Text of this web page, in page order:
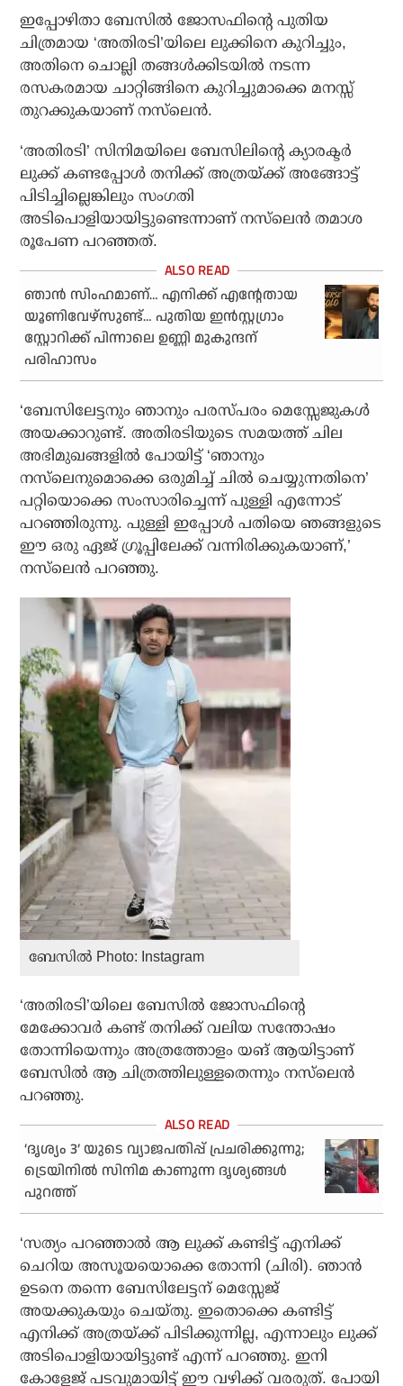
ഇപ്പോഴിതാ ബേസില്‍ ജോസഫിന്റെ പുതിയ
ചിത്രമായ ‘അതിരടി’യിലെ ലുക്കിനെ കുറിച്ചും,
അതിനെ ചൊല്ലി തങ്ങള്‍ക്കിടയില്‍ നടന്ന
രസകരമായ ചാറ്റിങ്ങിനെ കുറിച്ചുമാക്കെ മനസ്സ്
തുറക്കുകയാണ് നസ്‌ലെന്‍.
‘അതിരടി’ സിനിമയിലെ ബേസിലിന്റെ ക്യാരക്ടര്‍
ലുക്ക് കണ്ടപ്പോള്‍ തനിക്ക് അത്രയ്ക്ക് അങ്ങോട്ട്
പിടിച്ചില്ലെങ്കിലും സംഗതി
അടിപൊളിയായിട്ടുണ്ടെന്നാണ് നസ്‌ലെന്‍ തമാശ
രൂപേണ പറഞ്ഞത്.
ഞാന്‍ സിംഹമാണ്… എനിക്ക് എന്റേതായ
യൂണിവേഴ്‌സുണ്ട്… പുതിയ ഇന്‍സ്റ്റഗ്രാം
സ്റ്റോറിക്ക് പിന്നാലെ ഉണ്ണി മുകുന്ദന്
പരിഹാസം
‘ബേസിലേട്ടനും ഞാനും പരസ്പരം മെസ്സേജുകള്‍
അയക്കാറുണ്ട്. അതിരടിയുടെ സമയത്ത് ചില
അഭിമുഖങ്ങളില്‍ പോയിട്ട് ‘ഞാനും
നസ്‌ലെനുമൊക്കെ ഒരുമിച്ച് ചില്‍ ചെയ്യുന്നതിനെ’
പറ്റിയൊക്കെ സംസാരിച്ചെന്ന് പുള്ളി എന്നോട്
പറഞ്ഞിരുന്നു. പുള്ളി ഇപ്പോള്‍ പതിയെ ഞങ്ങളുടെ
ഈ ഒരു ഏജ് ഗ്രൂപ്പിലേക്ക് വന്നിരിക്കുകയാണ്,’
നസ്‌ലെന്‍ പറഞ്ഞു.
ബേസില്‍ Photo: Instagram
‘അതിരടി’യിലെ ബേസില്‍ ജോസഫിന്റെ
മേക്കോവര്‍ കണ്ട് തനിക്ക് വലിയ സന്തോഷം
തോന്നിയെന്നും അത്രത്തോളം യങ് ആയിട്ടാണ്
ബേസില്‍ ആ ചിത്രത്തിലുള്ളതെന്നും നസ്‌ലെന്‍
പറഞ്ഞു.
‘ദൃശ്യം 3’ യുടെ വ്യാജപതിപ്പ് പ്രചരിക്കുന്നു;
ട്രെയിനിൽ സിനിമ കാണുന്ന ദൃശ്യങ്ങൾ
പുറത്ത്
‘സത്യം പറഞ്ഞാല്‍ ആ ലുക്ക് കണ്ടിട്ട് എനിക്ക്
ചെറിയ അസൂയയൊക്കെ തോന്നി (ചിരി). ഞാന്‍
ഉടനെ തന്നെ ബേസിലേട്ടന് മെസ്സേജ്
അയക്കുകയും ചെയ്തു. ഇതൊക്കെ കണ്ടിട്ട്
എനിക്ക് അത്രയ്ക്ക് പിടിക്കുന്നില്ല, എന്നാലും ലുക്ക്
അടിപൊളിയായിട്ടുണ്ട് എന്ന് പറഞ്ഞു. ഇനി
കോളേജ് പടവുമായിട്ട് ഈ വഴിക്ക് വരരുത്. പോയി